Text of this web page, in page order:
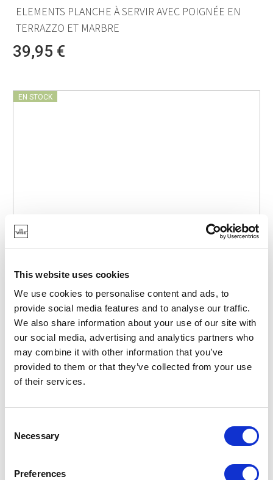
This website uses cookies
We use cookies to personalise content and ads, to
provide social media features and to analyse our traffic.
We also share information about your use of our site with
our social media, advertising and analytics partners who
may combine it with other information that you’ve
provided to them or that they’ve collected from your use
of their services.
Selection
Necessary
Preferences
ELEMENTS PLANCHE À SERVIR AVEC POIGNÉE EN
TERRAZZO ET MARBRE
39,95 €
EN STOCK
TYPHOON
TYP-1401-057 PLANCHES À DÉCOUPER ET À SERVIR
ELEMENTS PLANCHE EN BOIS D'ACACIA ET TERRAZZO
EN STOCK